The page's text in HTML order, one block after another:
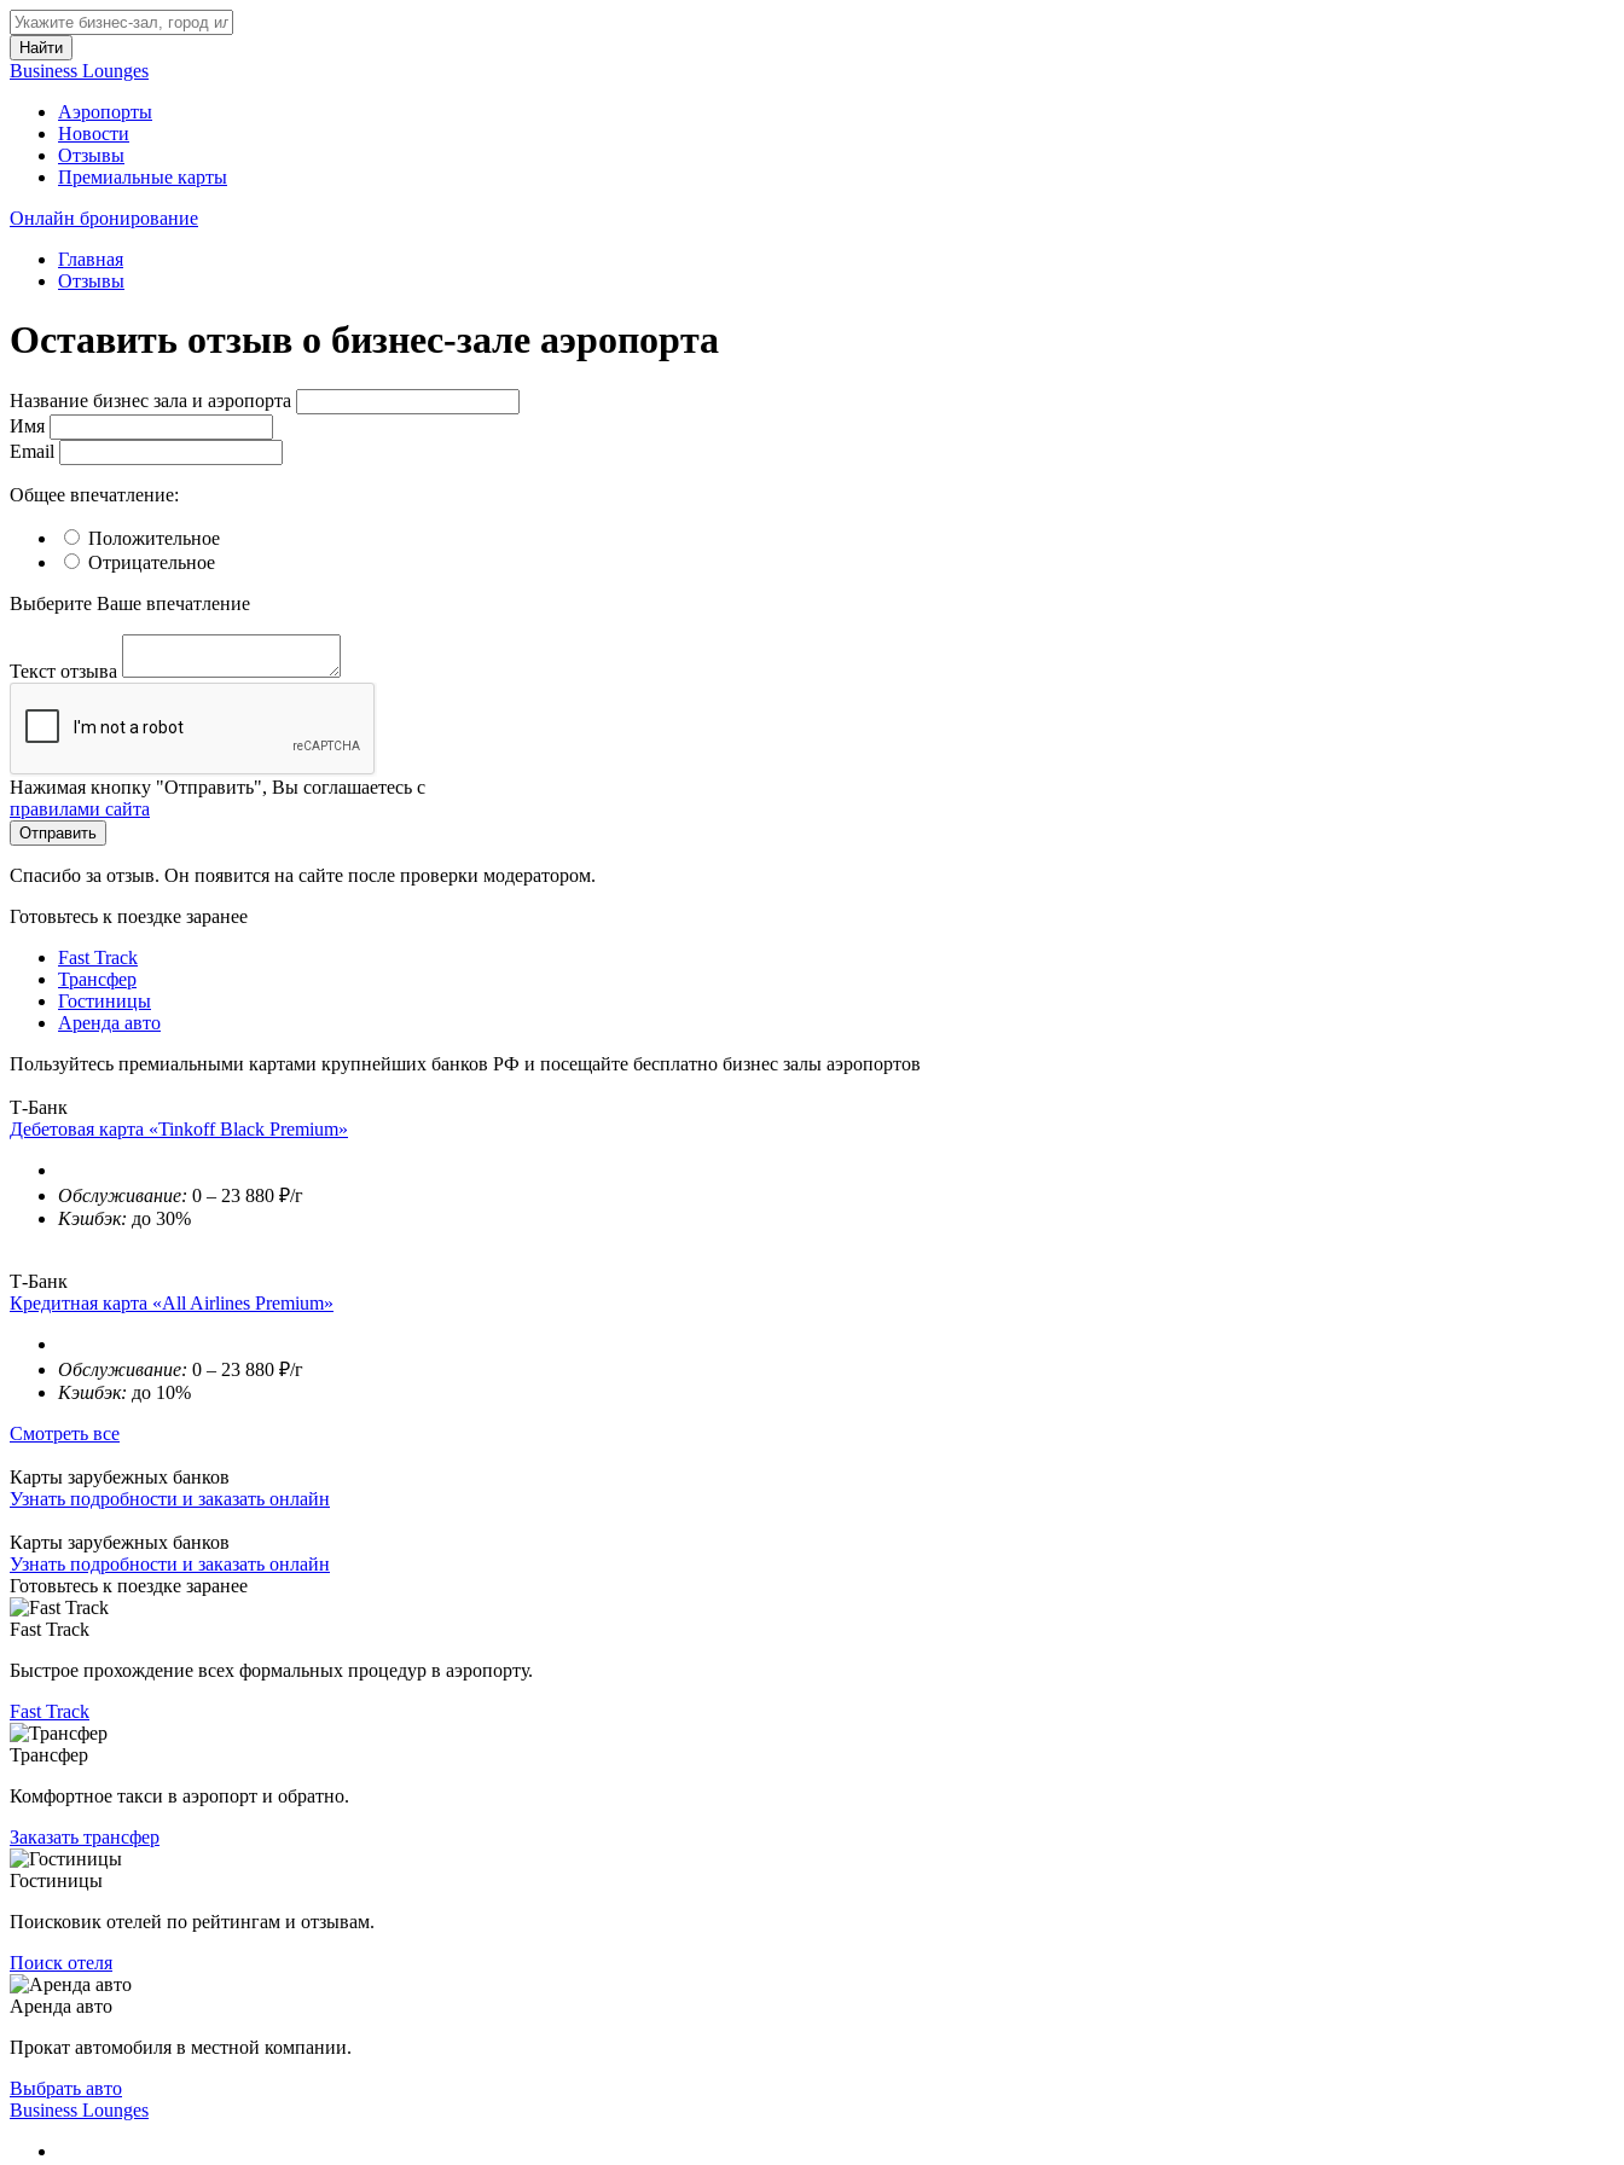
Найти
Business Lounges
Аэропорты
Новости
Отзывы
Премиальные карты
Онлайн бронирование
Главная
Отзывы
Оставить отзыв о бизнес-зале аэропорта
Название бизнес зала и аэропорта
Имя
Email
Общее впечатление:
Положительное
Отрицательное
Выберите Ваше впечатление
Текст отзыва
Нажимая кнопку "Отправить", Вы соглашаетесь с
правилами сайта
Отправить
Спасибо за отзыв. Он появится на сайте после проверки модератором.
Готовьтесь к поездке заранее
Fast Track
Трансфер
Гостиницы
Аренда авто
Пользуйтесь премиальными картами крупнейших банков РФ и посещайте бесплатно бизнес залы аэропортов
Т-Банк
Дебетовая карта «Tinkoff Black Premium»
Обслуживание: 0 – 23 880 ₽/г
Кэшбэк: до 30%
Т-Банк
Кредитная карта «All Airlines Premium»
Обслуживание: 0 – 23 880 ₽/г
Кэшбэк: до 10%
Смотреть все
Карты зарубежных банков
Узнать подробности и заказать онлайн
Карты зарубежных банков
Узнать подробности и заказать онлайн
Готовьтесь к поездке заранее
Fast Track
Быстрое прохождение всех формальных процедур в аэропорту.
Fast Track
Трансфер
Комфортное такси в аэропорт и обратно.
Заказать трансфер
Гостиницы
Поисковик отелей по рейтингам и отзывам.
Поиск отеля
Аренда авто
Прокат автомобиля в местной компании.
Выбрать авто
Business Lounges